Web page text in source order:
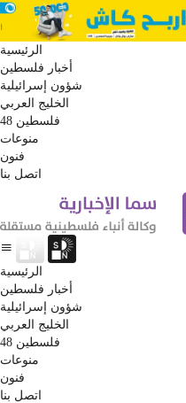
الرئيسية
أخبار فلسطين
شؤون إسرائيلية
الخليج العربي
فلسطين 48
منوعات
فنون
اتصل بنا
الرئيسية
أخبار فلسطين
شؤون إسرائيلية
الخليج العربي
فلسطين 48
منوعات
فنون
اتصل بنا